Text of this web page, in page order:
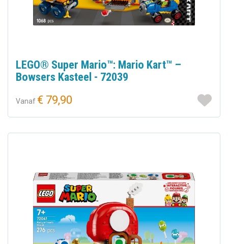
LEGO® Super Mario™: Mario Kart™ –
Bowsers Kasteel - 72039
Vanaf € 79,90